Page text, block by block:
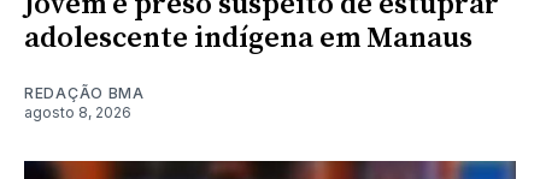
adolescente indígena em Manaus
REDAÇÃO BMA
agosto 8, 2026